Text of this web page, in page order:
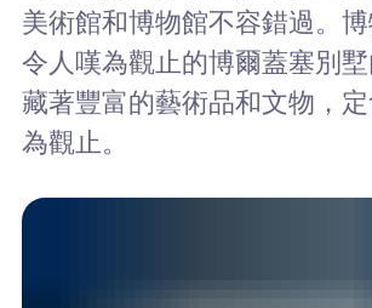
美術館和博物館不容錯過。
令人嘆為觀止的博爾蓋塞別
藏著豐富的藝術品和文物，
為觀止。